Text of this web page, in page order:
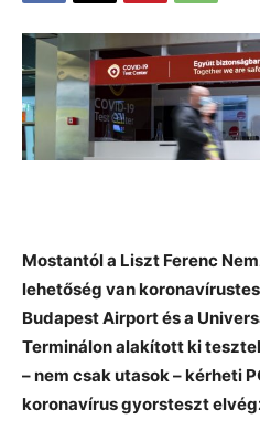
Mostantól a Liszt Ferenc
lehetőség van
Budapest Airport és a
Terminálon alakított ki
– nem csak utasok – kérheti
koronavírus gyorsteszt